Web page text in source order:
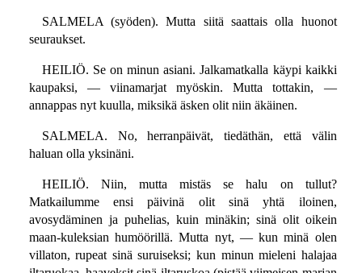
SALMELA (syöden). Mutta siitä saattais olla huonot
seuraukset.
HEILIÖ. Se on minun asiani. Jalkamatkalla käypi kaikki
kaupaksi, — viinamarjat myöskin. Mutta tottakin, —
annappas nyt kuulla, miksikä äsken olit niin äkäinen.
SALMELA. No, herranpäivät, tiedäthän, että välin
haluan olla yksinäni.
HEILIÖ. Niin, mutta mistäs se halu on tullut?
Matkailumme ensi päivinä olit sinä yhtä iloinen,
avosydäminen ja puhelias, kuin minäkin; sinä olit oikein
maan-kuleksian humöörillä. Mutta nyt, — kun minä olen
villaton, rupeat sinä suruiseksi; kun minun mieleni halajaa